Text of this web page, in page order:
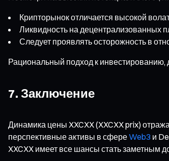
Крипторынок отличается высокой
Ликвидность на децентрализованных
Следует проявлять осторожность в
Рациональный подход к
7. Заключение
Динамика цены XXCXX (XXCXX prix)
перспективные активы в сфереWeb3 и
XXCXX имеет все шансы стать заметным